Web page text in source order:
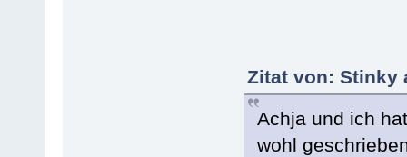
Zitat von: Stinky
Achja und ich
wohl